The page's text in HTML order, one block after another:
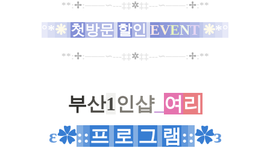
**:✢:───∽---‡‡✲‡‡---∽───:✢:**
°*❋ 첫방문 할인 EVENT ❋*°
**:✢:───∽---‡‡✲‡‡---∽───:✢:**
부산1인샵_ 여 리
ε✿::프 로 그 램::✿з